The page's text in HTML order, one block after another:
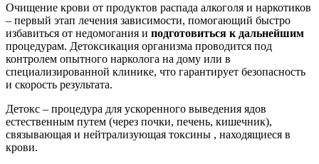
Очищение крови от продуктов распада алкоголя и наркотиков
– первый этап лечения зависимости, помогающий быстро
избавиться от недомогания и подготовиться к дальнейшим
процедурам. Детоксикация организма проводится под
контролем опытного нарколога на дому или в
специализированной клинике, что гарантирует безопасность
и скорость результата.
Детокс – процедура для ускоренного выведения ядов
естественным путем (через почки, печень, кишечник),
связывающая и нейтрализующая токсины , находящиеся в
крови.